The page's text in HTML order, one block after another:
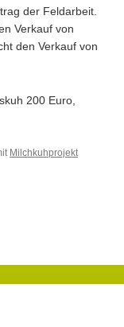
der Feldarbeit.
Verkauf von
den Verkauf von
200 Euro,
Milchkuhprojekt